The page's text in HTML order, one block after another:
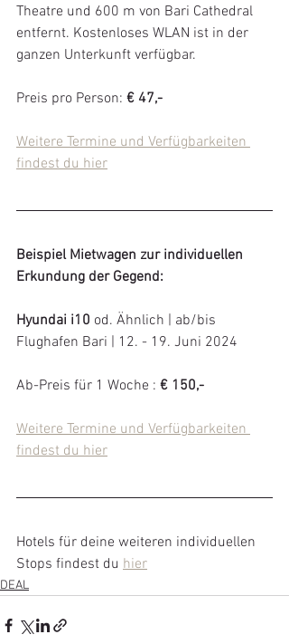
Theatre und 600 m von Bari Cathedral
entfernt. Kostenloses WLAN ist in der
ganzen Unterkunft verfügbar.
Preis pro Person: € 47,-
Weitere Termine und Verfügbarkeiten
findest du hier
Beispiel Mietwagen zur individuellen
Erkundung der Gegend:
Hyundai i10 od. Ähnlich | ab/bis
Flughafen Bari | 12. - 19. Juni 2024
Ab-Preis für 1 Woche : € 150,-
Weitere Termine und Verfügbarkeiten
findest du hier
Hotels für deine weiteren individuellen
Stops findest du hier
DEAL